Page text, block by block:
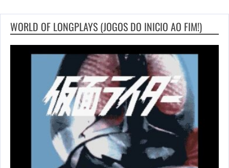
WORLD OF LONGPLAYS (JOGOS DO INICIO AO FIM!)